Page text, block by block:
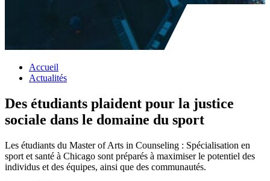
Accueil
Actualités
Des étudiants plaident pour la justice
sociale dans le domaine du sport
Les étudiants du Master of Arts in Counseling : Spécialisation en
sport et santé à Chicago sont préparés à maximiser le potentiel des
individus et des équipes, ainsi que des communautés.